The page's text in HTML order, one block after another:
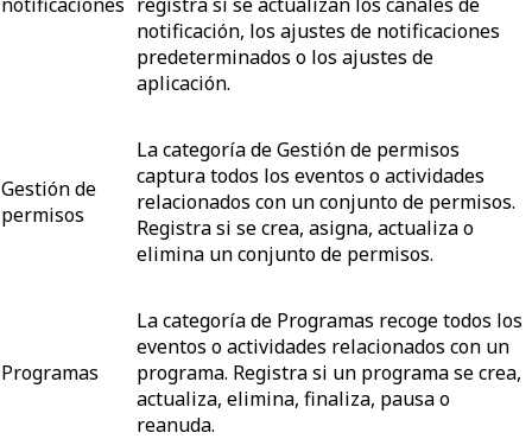
notificación, los ajustes de notificaciones
predeterminados o los ajustes de
aplicación.
Gestión de
permisos
La categoría de Gestión de permisos
captura todos los eventos o actividades
relacionados con un conjunto de permisos.
Registra si se crea, asigna, actualiza o
elimina un conjunto de permisos.
Programas
La categoría de Programas recoge todos los
eventos o actividades relacionados con un
programa. Registra si un programa se crea,
actualiza, elimina, finaliza, pausa o
reanuda.